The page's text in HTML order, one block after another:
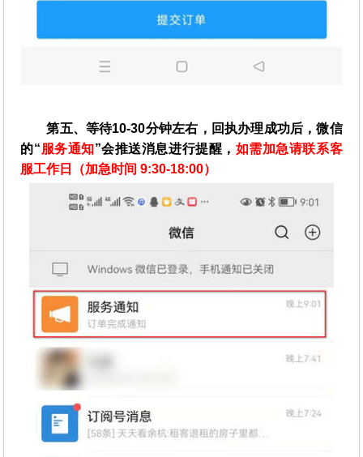
第五、等待10-30分钟左右，回执办理成功后，微信
的“服务通知”会推送消息进行提醒， 如需加急请联系客
服工作日（加急时间 9:30-18:00）